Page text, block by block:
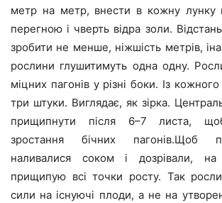
метр на метр, внести в кожну лунку
перегною і чверть відра золи.
зробити не менше, ніжшість метрів,
рослини глушитимуть одна одну.
міцних пагонів у різні боки. Із
три штуки. Виглядає, як зірка.
прищипнути після 6–7 листа,
зростання бічних пагонів.Щоб
наливалися соком і дозрівали, на
прищипую всі точки росту. Так
сили на існуючі плоди, а не на